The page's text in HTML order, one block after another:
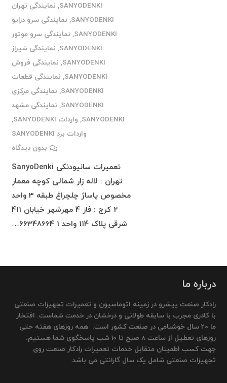
SANYODENKI
, نمایندگی تهران
SANYODENKI
, نمایندگی سرو درایو
SANYODENKI
, نمایندگی سرو موتور
SANYODENKI
, نمایندگی شیراز
SANYODENKI
, نمایندگی فروش
SANYODENKI
, نمایندگی قطعات
SANYODENKI
, نمایندگی مرکزی
SANYODENKI
, نمایندگی مشهد
SANYODENKI
, واردات SANYODENKI
,
واردات برد SANYODENKI
بدون دیدگاه
تعمیرات سانیودنکی SanyoDenki
تهران : لاله زار شمالی کوچه معمار
مخصوص پاساژ چلچراغ طبقه 3 واحد
2 کرج : فاز 4 مهرشهر خیابان 411
شرقی پلاک 114 واحد 1 66348664…
درباره ما
رادکار صنعت پیشرو در زمینه اتوماسیون و تعمیرات تجهیزات صنعتی
با کادری مجرب با سابقه طولانی و درخشان در خدمت شماست. افتخار
ما 20 سال خوشنامی در صنعت کشور است. همه روزهای هفته حتی
روزهای تعطیل از ساعت 8 صبح تا 10 شب پاسخگوی شما هستیم.
جهت کسب اطمینان متقابل خدمات تعمیرات رادکار صنعت روی
تجهیزات صنعتی شامل یک سال گارانتی می باشد.